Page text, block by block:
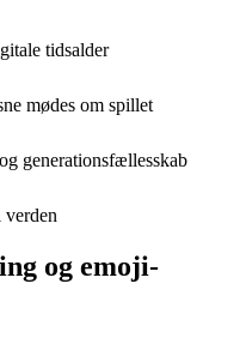
tidsalder
mødes om spillet
generationsfællesskab
verden
og emoji-